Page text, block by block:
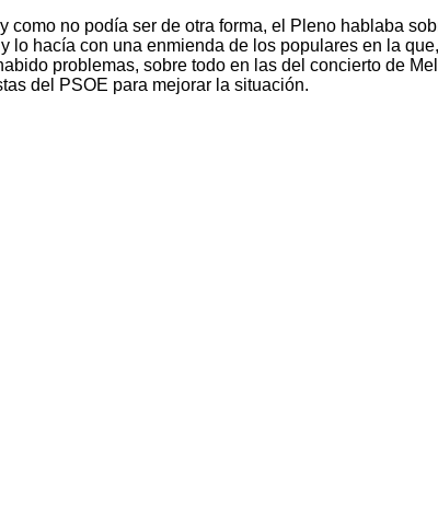
como no podía ser de otra forma, el Pleno hablaba
lo hacía con una enmienda de los populares en la
problemas, sobre todo en las del concierto de
del PSOE para mejorar la situación.